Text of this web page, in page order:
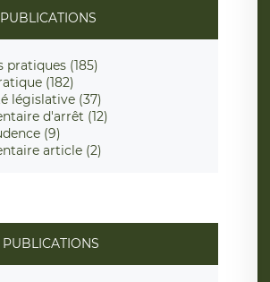
pratiques (185)
(182)
législative (37)
d'arrêt (12)
(9)
article (2)